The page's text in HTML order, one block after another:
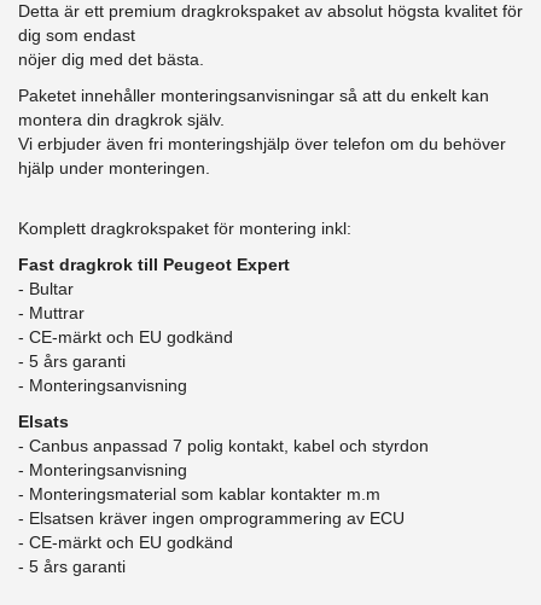
Detta är ett premium dragkrokspaket av absolut högsta kvalitet för
dig som endast
nöjer dig med det bästa.
Paketet innehåller monteringsanvisningar så att du enkelt kan
montera din dragkrok själv.
Vi erbjuder även fri monteringshjälp över telefon om du behöver
hjälp under monteringen.
Komplett dragkrokspaket för montering inkl:
Fast dragkrok till Peugeot Expert
- Bultar
- Muttrar
- CE-märkt och EU godkänd
​- 5 års garanti
- Monteringsanvisning
Elsats
- Canbus anpassad 7 polig kontakt, kabel och styrdon
- Monteringsanvisning
- Monteringsmaterial som kablar kontakter m.m
- Elsatsen kräver ingen omprogrammering av ECU
- CE-märkt och EU godkänd
​- 5 års garanti